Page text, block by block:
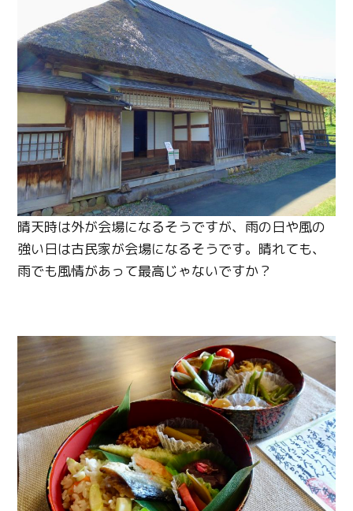
晴天時は外が会場になるそうですが、雨の日や風の
強い日は古民家が会場になるそうです。 晴れても、
雨でも風情があって最高じゃないですか？